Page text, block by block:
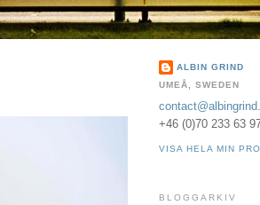
ALBIN GRIND
UMEÅ, SWEDEN
+46 (0)70 233 63
VISA HELA MIN
BLOGGARKIV